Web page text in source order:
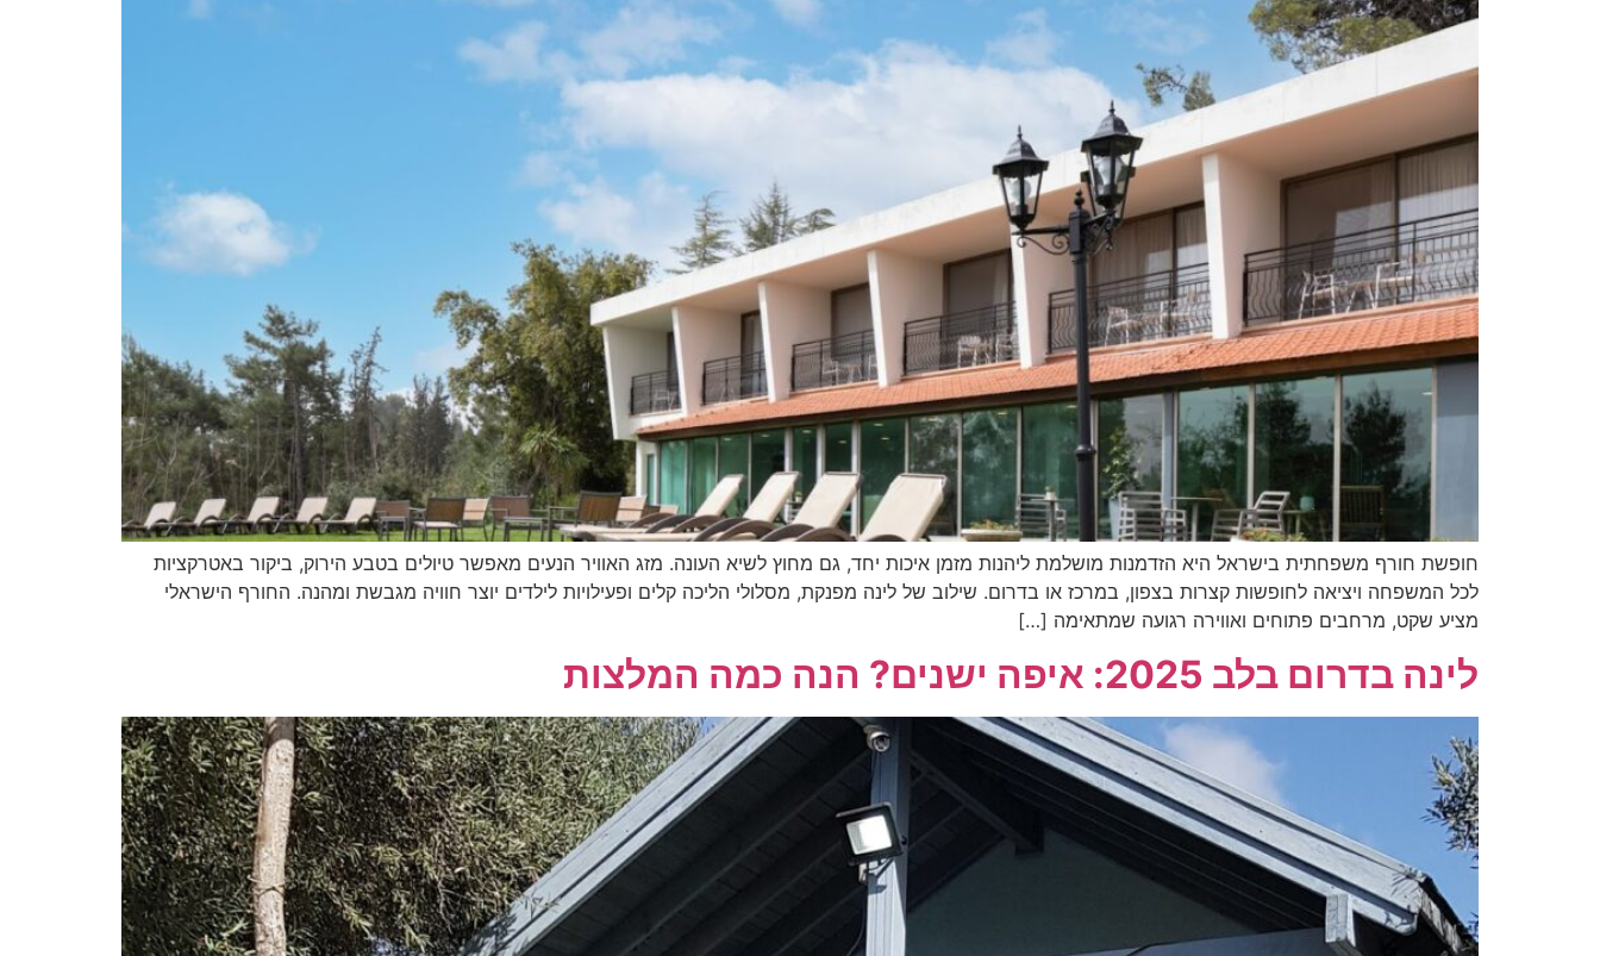
חופשת חורף משפחתית בישראל היא הזדמנות מושלמת ליהנות מזמן איכות יחד, גם מחוץ לשיא העונה. מזג האוויר הנעים מאפשר טיולים בטבע הירוק, ביקור באטרקציות
לכל המשפחה ויציאה לחופשות קצרות בצפון, במרכז או בדרום. שילוב של לינה מפנקת, מסלולי הליכה קלים ופעילויות לילדים יוצר חוויה מגבשת ומהנה. החורף הישראלי
מציע שקט, מרחבים פתוחים ואווירה רגועה שמתאימה […]
לינה בדרום בלב 2025: איפה ישנים? הנה כמה המלצות